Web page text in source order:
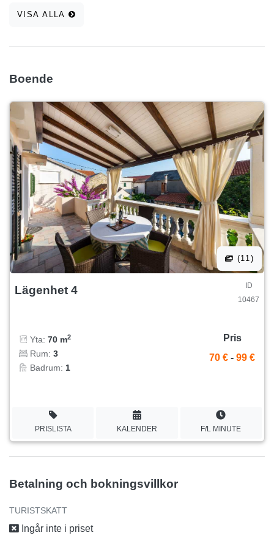
VISA ALLA
Boende
(11)
Lägenhet 4
ID
10467
Yta: 70 m2
Rum: 3
Badrum: 1
Pris
70 € - 99 €
PRISLISTA KALENDER F/L MINUTE
Betalning och bokningsvillkor
TURISTSKATT
Ingår inte i priset